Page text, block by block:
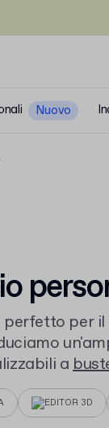
Nuovo
per il
a
il tuo
EDITOR 3D